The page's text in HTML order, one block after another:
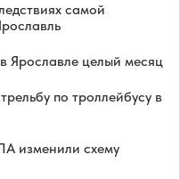
самой
Ярославле целый месяц
по троллейбусу в
изменили схему